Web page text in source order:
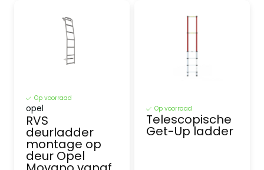
Op voorraad
opel
RVS
deurladder
montage op
deur Opel
Op voorraad
Telescopische
Get-Up ladder